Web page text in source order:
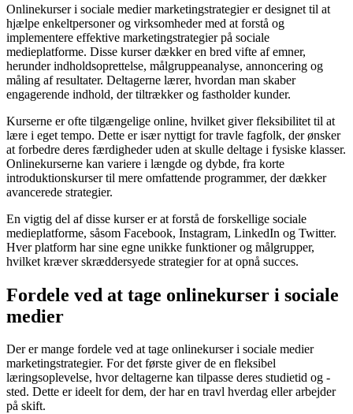
Onlinekurser i sociale medier marketingstrategier er designet til at
hjælpe enkeltpersoner og virksomheder med at forstå og
implementere effektive marketingstrategier på sociale
medieplatforme. Disse kurser dækker en bred vifte af emner,
herunder indholdsoprettelse, målgruppeanalyse, annoncering og
måling af resultater. Deltagerne lærer, hvordan man skaber
engagerende indhold, der tiltrækker og fastholder kunder.
Kurserne er ofte tilgængelige online, hvilket giver fleksibilitet til at
lære i eget tempo. Dette er især nyttigt for travle fagfolk, der ønsker
at forbedre deres færdigheder uden at skulle deltage i fysiske klasser.
Onlinekurserne kan variere i længde og dybde, fra korte
introduktionskurser til mere omfattende programmer, der dækker
avancerede strategier.
En vigtig del af disse kurser er at forstå de forskellige sociale
medieplatforme, såsom Facebook, Instagram, LinkedIn og Twitter.
Hver platform har sine egne unikke funktioner og målgrupper,
hvilket kræver skræddersyede strategier for at opnå succes.
Fordele ved at tage onlinekurser i sociale
medier
Der er mange fordele ved at tage onlinekurser i sociale medier
marketingstrategier. For det første giver de en fleksibel
læringsoplevelse, hvor deltagerne kan tilpasse deres studietid og -
sted. Dette er ideelt for dem, der har en travl hverdag eller arbejder
på skift.